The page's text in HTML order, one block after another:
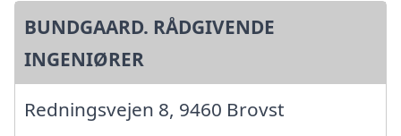
BUNDGAARD. RÅDGIVENDE
INGENIØRER
Redningsvejen 8, 9460 Brovst